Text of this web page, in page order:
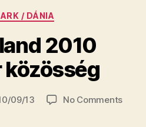
Categories
/ DÁNIA
2010
közösség
09/13 No Commentson